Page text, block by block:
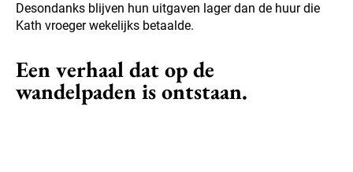
Desondanks blijven hun uitgaven lager dan de huur die
Kath vroeger wekelijks betaalde.
Een verhaal dat op de
wandelpaden is ontstaan.